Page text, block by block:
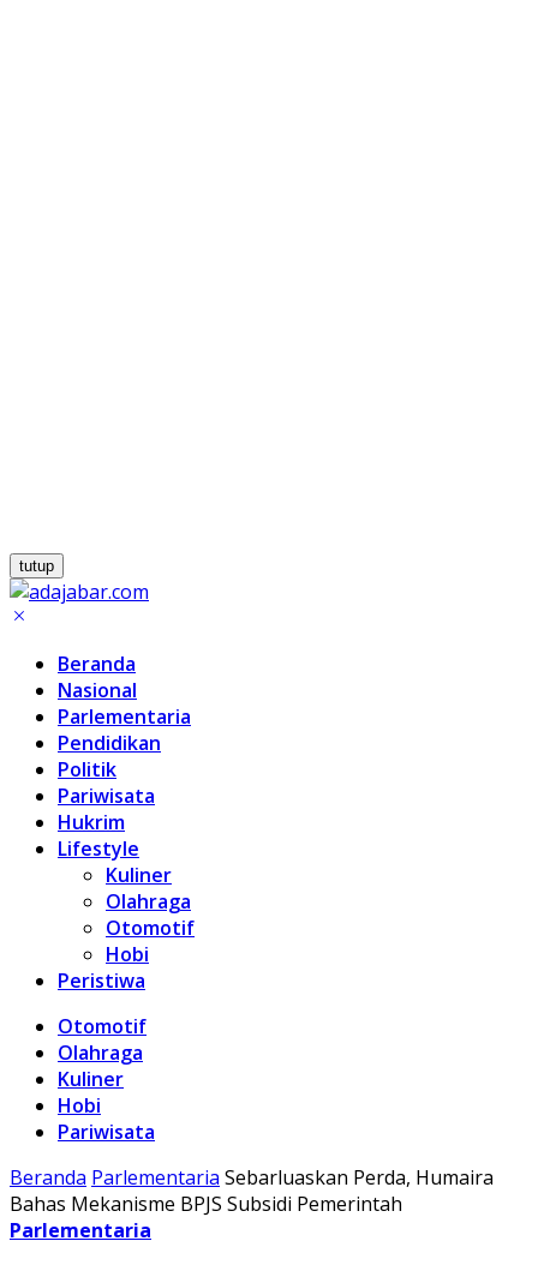
tutup
Beranda
Nasional
Parlementaria
Pendidikan
Politik
Pariwisata
Hukrim
Lifestyle
Kuliner
Olahraga
Otomotif
Hobi
Peristiwa
Otomotif
Olahraga
Kuliner
Hobi
Pariwisata
Beranda Parlementaria Sebarluaskan Perda, Humaira
Bahas Mekanisme BPJS Subsidi Pemerintah
Parlementaria